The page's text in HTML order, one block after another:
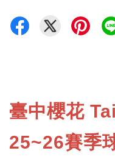
臺中櫻花
25~26賽季